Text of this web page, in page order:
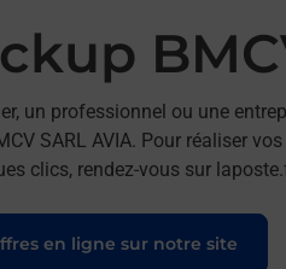
un professionnel ou une
SARL AVIA. Pour réaliser
clics, rendez-vous sur
en ligne sur notre site